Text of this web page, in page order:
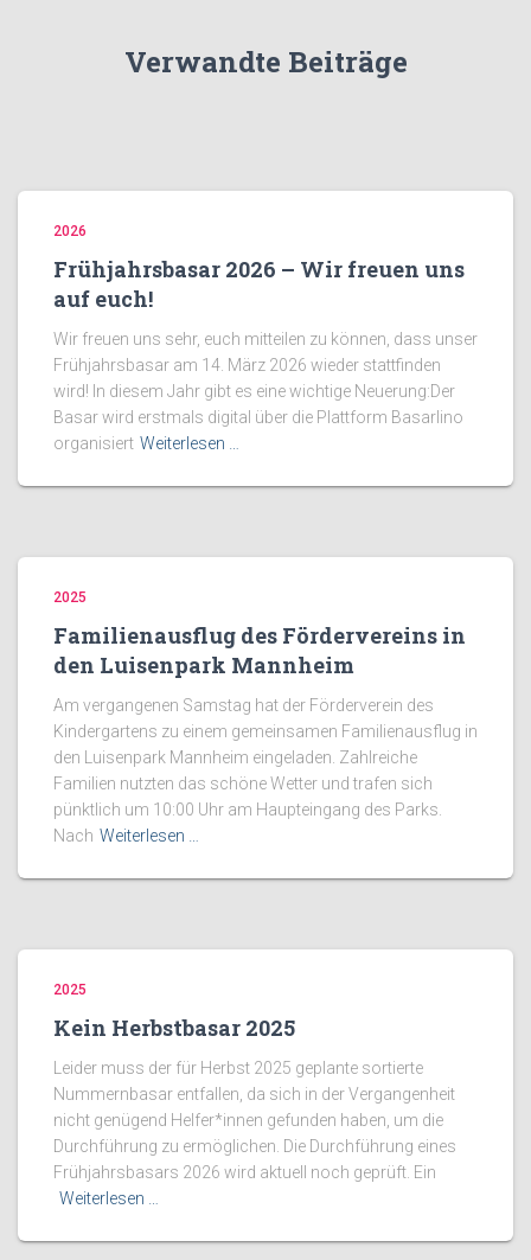
Verwandte Beiträge
2026
Frühjahrsbasar 2026 – Wir freuen uns
auf euch!
Wir freuen uns sehr, euch mitteilen zu können, dass unser
Frühjahrsbasar am 14. März 2026 wieder stattfinden
wird! In diesem Jahr gibt es eine wichtige Neuerung:Der
Basar wird erstmals digital über die Plattform Basarlino
organisiert Weiterlesen …
2025
Familienausflug des Fördervereins in
den Luisenpark Mannheim
Am vergangenen Samstag hat der Förderverein des
Kindergartens zu einem gemeinsamen Familienausflug in
den Luisenpark Mannheim eingeladen. Zahlreiche
Familien nutzten das schöne Wetter und trafen sich
pünktlich um 10:00 Uhr am Haupteingang des Parks.
Nach Weiterlesen …
2025
Kein Herbstbasar 2025
Leider muss der für Herbst 2025 geplante sortierte
Nummernbasar entfallen, da sich in der Vergangenheit
nicht genügend Helfer*innen gefunden haben, um die
Durchführung zu ermöglichen. Die Durchführung eines
Frühjahrsbasars 2026 wird aktuell noch geprüft. Ein
Weiterlesen …